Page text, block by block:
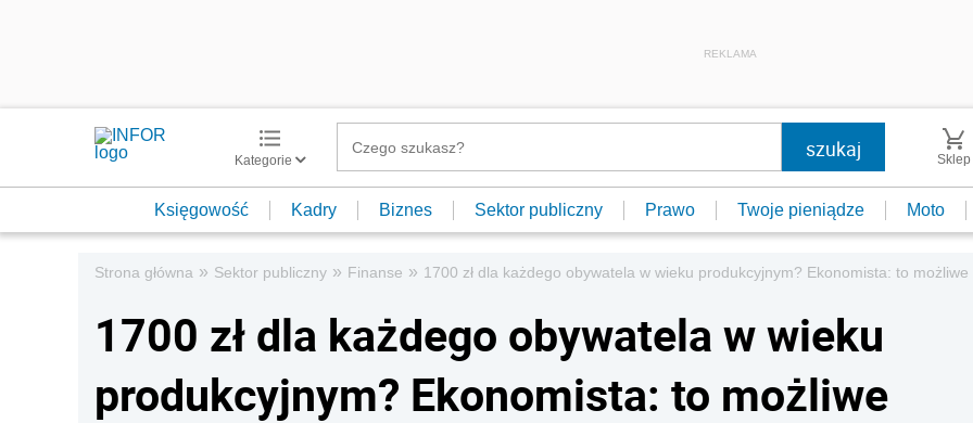
REKLAMA
Kategorie Sklep
Księgowość Kadry Biznes Sektor publiczny Prawo Twoje pieniądze Moto
Strona główna » Sektor publiczny » Finanse » 1700 zł dla każdego obywatela w wieku produkcyjnym? Ekonomista: to możliwe
1700 zł dla każdego obywatela w wieku
produkcyjnym? Ekonomista: to możliwe